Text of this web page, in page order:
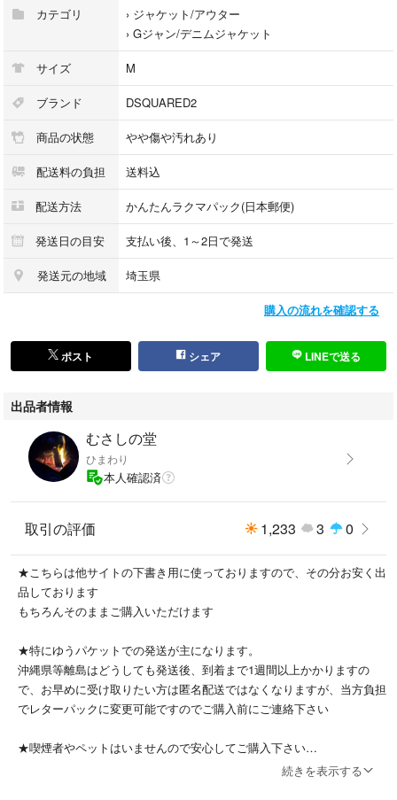
✨ 午前1回、午後1回の発送を心がけております✨
♥︎◡̈♥︎◡̈♥︎◡̈♥︎◡̈♥︎◡̈♥︎◡̈♥︎◡̈♥︎◡̈♥︎◡̈♥︎◡̈♥︎◡̈♥︎◡̈♥︎
〇ブランド：DSQUARED2
正規品
〇サイズ：46
平置きで（cm）肩幅40 身幅51 袖丈67 着丈54
〇色：インディゴ ブルー
〇素材：綿100% 一部レザー
*商品画像は全て現物を撮影しています！
*大手中古販売業者主催の会員制古物市場にて購入しております。
*古物商許可証所持
II-9-14
カテゴリ
› ジャケット/アウター
› Gジャン/デニムジャケット
サイズ M
ブランド DSQUARED2
商品の状態 やや傷や汚れあり
配送料の負担 送料込
配送方法 かんたんラクマパック(日本郵便)
発送日の目安 支払い後、1～2日で発送
発送元の地域 埼玉県
購入の流れを確認する
ポスト シェア LINEで送る
出品者情報
むさしの堂
ひまわり
本人確認済
取引の評価 1,233 3 0
★こちらは他サイトの下書き用に使っておりますので、その分お安く出
品しております
もちろんそのままご購入いただけます
★特にゆうパケットでの発送が主になります。
沖縄県等離島はどうしても発送後、到着まで1週間以上かかりますの
で、お早めに受け取りたい方は匿名配送ではなくなりますが、当方負担
でレターパックに変更可能ですのでご購入前にご連絡下さい
★喫煙者やペットはいませんので安心してご購入下さい
続きを表示する